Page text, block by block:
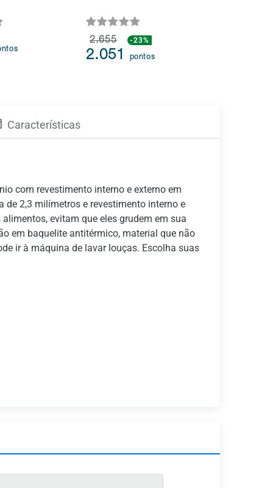
2.655 -23%
2.051 pontos
Características
com revestimento interno e externo em
2,3 milímetros e revestimento interno e
evitam que eles grudem em sua
em baquelite antitérmico, material que não
ir à máquina de lavar louças. Escolha suas